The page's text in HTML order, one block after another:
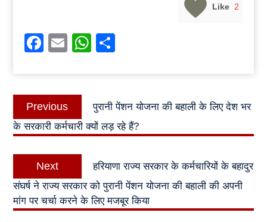
Like 2
Facebook
EmailWhatsApp
Post
navigation
Previous
Previous
post:
पुरानी पेंशन योजना की बहाली के लिए देश भर
के सरकारी कर्मचारी क्यों लड़ रहे हैं?
Next
Next
post:
हरियाणा राज्य सरकार के कर्मचारियों के बहादुर
संघर्ष ने राज्य सरकार को पुरानी पेंशन योजना की बहाली की अपनी
मांग पर चर्चा करने के लिए मजबूर किया